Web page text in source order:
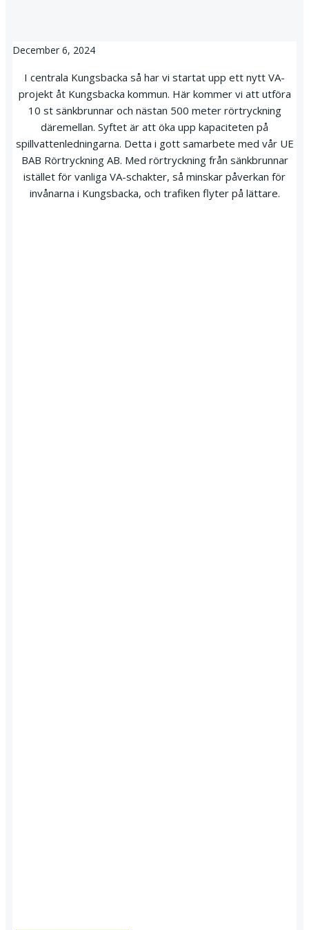
December 6, 2024
I centrala Kungsbacka så har vi startat upp ett nytt VA-
projekt åt Kungsbacka kommun. Här kommer vi att utföra
10 st sänkbrunnar och nästan 500 meter rörtryckning
däremellan. Syftet är att öka upp kapaciteten på
spillvattenledningarna. Detta i gott samarbete med vår UE
BAB Rörtryckning AB. Med rörtryckning från sänkbrunnar
istället för vanliga VA-schakter, så minskar påverkan för
invånarna i Kungsbacka, och trafiken flyter på lättare.